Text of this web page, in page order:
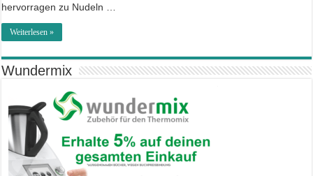
hervorragen zu Nudeln …
Weiterlesen »
Wundermix